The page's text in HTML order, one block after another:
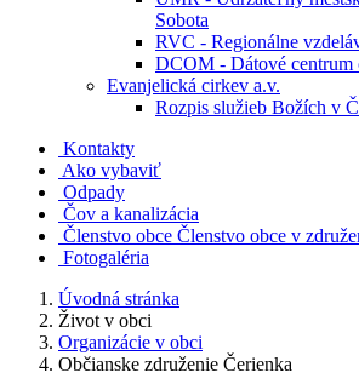
Sobota
RVC - Regionálne
DCOM - Dátové centrum
Evanjelická cirkev a.v.
Rozpis služieb Božích v
Kontakty
Ako vybaviť
Odpady
Čov a kanalizácia
Členstvo obce Členstvo obce v
Fotogaléria
Úvodná stránka
Život v obci
Organizácie v obci
Občianske združenie Čerienka